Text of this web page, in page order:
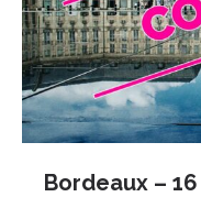
Bordeaux –